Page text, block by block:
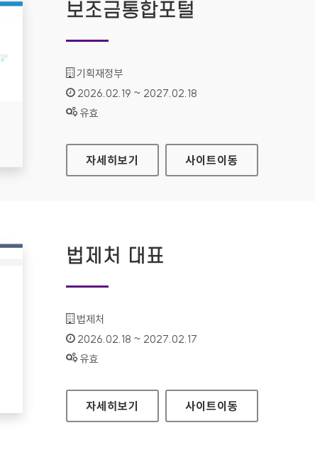
보조금통합포털
기관명 :
기획재정부
인증기간 :
2026.02.19 ~ 2027.02.18
상태 :
유효
보조금통합포털
자세히보기 사이트이동
법제처 대표
기관명 :
법제처
인증기간 :
2026.02.18 ~ 2027.02.17
상태 :
유효
법제처 대표
자세히보기 사이트이동